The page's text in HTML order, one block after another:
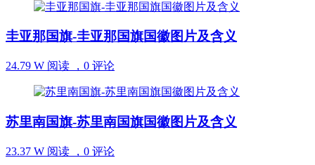
圭亚那国旗-圭亚那国旗国徽图片及含义
24.79 W 阅读 ， 0 评论
苏里南国旗-苏里南国旗国徽图片及含义
23.37 W 阅读 ， 0 评论